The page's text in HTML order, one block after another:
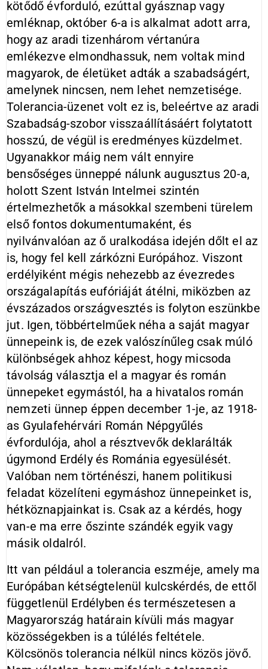
kötődő évforduló, ezúttal gyásznap vagy
emléknap, október 6-a is alkalmat adott arra,
hogy az aradi tizenhárom vértanúra
emlékezve elmondhassuk, nem voltak mind
magyarok, de életüket adták a szabadságért,
amelynek nincsen, nem lehet nemzetisége.
Tolerancia-üzenet volt ez is, beleértve az aradi
Szabadság-szobor visszaállításáért folytatott
hosszú, de végül is eredményes küzdelmet.
Ugyanakkor máig nem vált ennyire
bensőséges ünneppé nálunk augusztus 20-a,
holott Szent István Intelmei szintén
értelmezhetők a másokkal szembeni türelem
első fontos dokumentumaként, és
nyilvánvalóan az ő uralkodása idején dőlt el az
is, hogy fel kell zárkózni Európához. Viszont
erdélyiként mégis nehezebb az évezredes
országalapítás eufóriáját átélni, miközben az
évszázados országvesztés is folyton eszünkbe
jut. Igen, többértelműek néha a saját magyar
ünnepeink is, de ezek valószínűleg csak múló
különbségek ahhoz képest, hogy micsoda
távolság választja el a magyar és román
ünnepeket egymástól, ha a hivatalos román
nemzeti ünnep éppen december 1-je, az 1918-
as Gyulafehérvári Román Népgyűlés
évfordulója, ahol a résztvevők deklarálták
úgymond Erdély és Románia egyesülését.
Valóban nem történészi, hanem politikusi
feladat közelíteni egymáshoz ünnepeinket is,
hétköznapjainkat is. Csak az a kérdés, hogy
van-e ma erre őszinte szándék egyik vagy
másik oldalról.
Itt van például a tolerancia eszméje, amely ma
Európában kétségtelenül kulcskérdés, de ettől
függetlenül Erdélyben és természetesen a
Magyarország határain kívüli más magyar
közösségekben is a túlélés feltétele.
Kölcsönös tolerancia nélkül nincs közös jövő.